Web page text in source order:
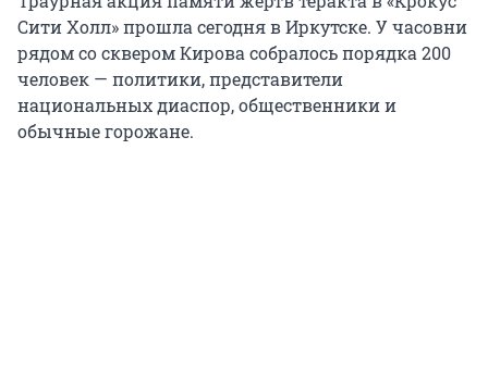
Сити Холл» прошла сегодня в Иркутске. У часовни
рядом со сквером Кирова собралось порядка 200
человек — политики, представители
национальных диаспор, общественники и
обычные горожане.